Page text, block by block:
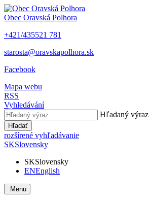
Obec Oravská Polhora
+421/435521 781
starosta@oravskapolhora.sk
Facebook
Mapa webu
RSS
Vyhledávání
Hľadaný výraz
Hľadať
rozšírené vyhľadávanie
SKSlovensky
SKSlovensky
ENEnglish
Menu